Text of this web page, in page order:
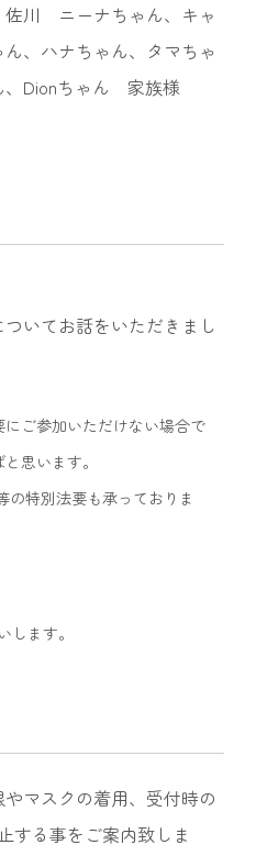
佐川 ニーナちゃん、キャ
、ハナちゃん、タマちゃ
、Dionちゃん 家族様
いてお話をいただきまし
ご参加いただけない場合で
思います。
特別法要も承っておりま
ます。
マスクの着用、受付時の
する事をご案内致しま